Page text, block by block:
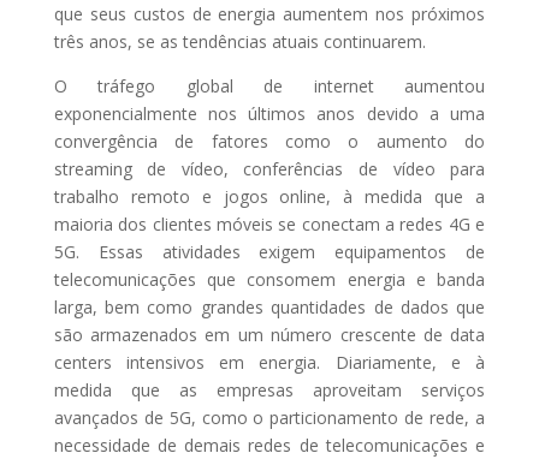
que seus custos de energia aumentem nos próximos
três anos, se as tendências atuais continuarem.
O tráfego global de internet aumentou
exponencialmente nos últimos anos devido a uma
convergência de fatores como o aumento do
streaming de vídeo, conferências de vídeo para
trabalho remoto e jogos online, à medida que a
maioria dos clientes móveis se conectam a redes 4G e
5G. Essas atividades exigem equipamentos de
telecomunicações que consomem energia e banda
larga, bem como grandes quantidades de dados que
são armazenados em um número crescente de data
centers intensivos em energia. Diariamente, e à
medida que as empresas aproveitam serviços
avançados de 5G, como o particionamento de rede, a
necessidade de demais redes de telecomunicações e